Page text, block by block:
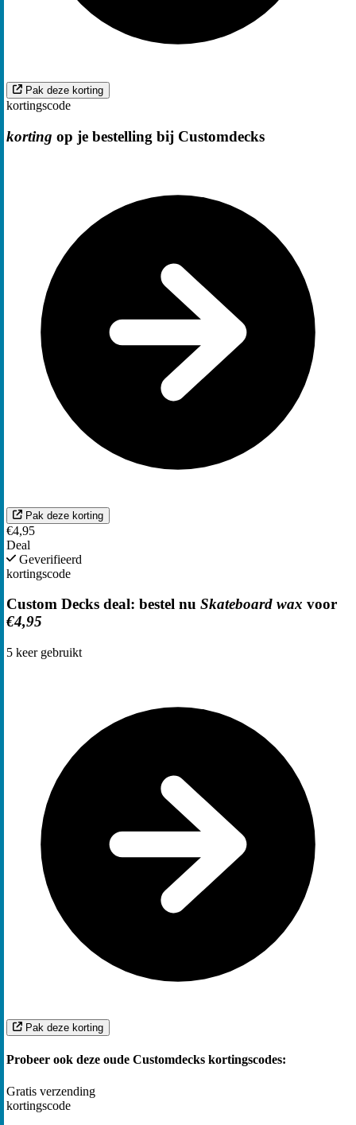
Pak deze korting
kortingscode
korting op je bestelling bij Customdecks
Pak deze korting
€4,95
Deal
Geverifieerd
kortingscode
Custom Decks deal: bestel nu Skateboard wax voor
€4,95
5 keer gebruikt
Pak deze korting
Probeer ook deze oude Customdecks kortingscodes:
Gratis verzending
kortingscode